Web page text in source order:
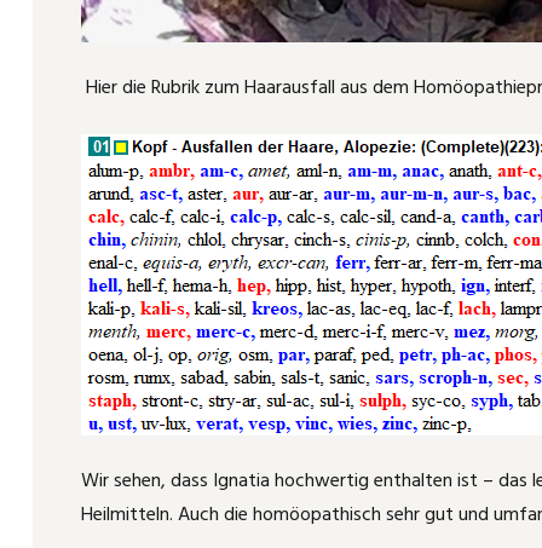
Hier die Rubrik zum Haarausfall aus dem
Wir sehen, dass Ignatia hochwertig enthalten ist – das
Heilmitteln. Auch die homöopathisch sehr gut und